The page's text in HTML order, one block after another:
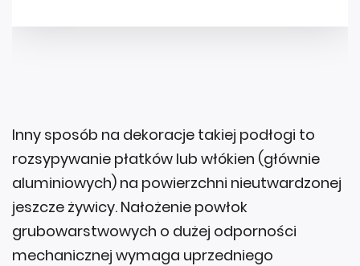
Inny sposób na dekoracje takiej podłogi to
rozsypywanie płatków lub włókien (głównie
aluminiowych) na powierzchni nieutwardzonej
jeszcze żywicy. Nałożenie powłok
grubowarstwowych o dużej odporności
mechanicznej wymaga uprzedniego